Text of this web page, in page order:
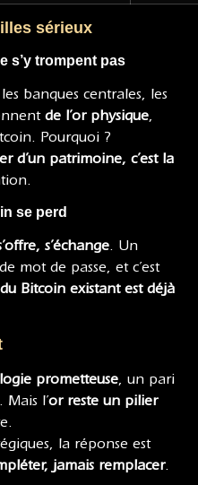
sérieux
s’y trompent pas
banques centrales, les
de l’or physique,
Pourquoi ?
d’un patrimoine, c’est la
se perd
s’échange. Un
mot de passe, et c’est
Bitcoin existant est déjà
prometteuse, un pari
Mais l’or reste un pilier
la réponse est
jamais remplacer.